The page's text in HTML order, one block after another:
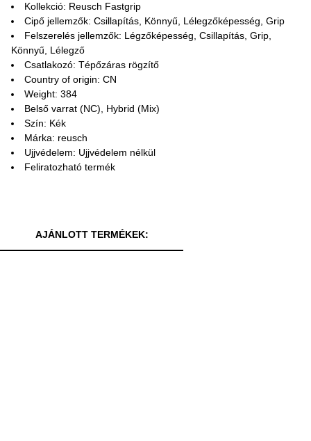
Kollekció: Reusch Fastgrip
Cipő jellemzők: Csillapítás, Könnyű, Lélegzőképesség, Grip
Felszerelés jellemzők: Légzőképesség, Csillapítás, Grip,
Könnyű, Lélegző
Csatlakozó: Tépőzáras rögzítő
Country of origin: CN
Weight: 384
Belső varrat (NC), Hybrid (Mix)
Szín: Kék
Márka: reusch
Ujjvédelem: Ujjvédelem nélkül
Feliratozható termék
AJÁNLOTT TERMÉKEK: